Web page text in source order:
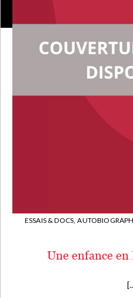
ESSAIS & DOCS,
Une enfance